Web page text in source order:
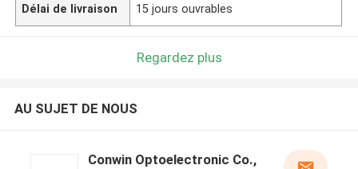
Délai de livraison 15 jours ouvrables
Regardez plus
AU SUJET DE NOUS
Conwin Optoelectronic Co.,